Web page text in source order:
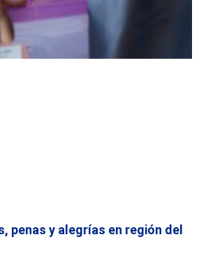
penas y alegrías en región del